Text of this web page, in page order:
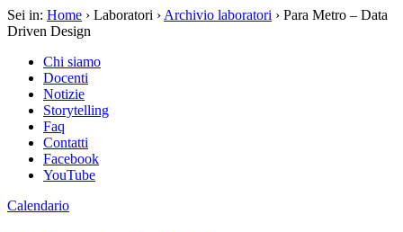
Sei in: Home › Laboratori › Archivio laboratori › Para Metro – Data
Driven Design
Chi siamo
Docenti
Notizie
Storytelling
Faq
Contatti
Facebook
YouTube
Calendario